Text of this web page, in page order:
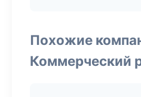
Похожие
Коммерческий